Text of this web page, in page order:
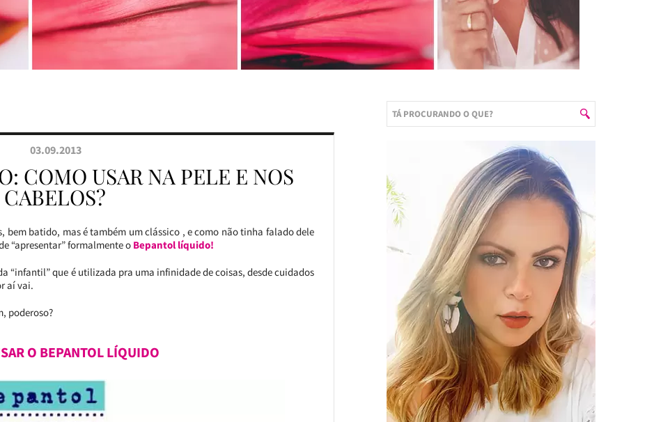
03.09.2013
COMO USAR NA PELE E NOS
CABELOS?
bem batido, mas é também um clássico , e como não tinha falado dele
“apresentar” formalmente o Bepantol líquido!
“infantil” que é utilizada pra uma infinidade de coisas, desde cuidados
aí vai.
poderoso?
O BEPANTOL LÍQUIDO